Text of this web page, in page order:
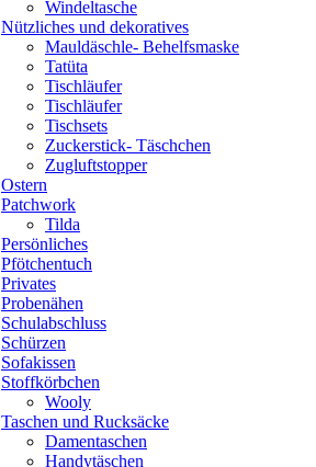
Windeltasche
Nützliches und dekoratives
Mauldäschle- Behelfsmaske
Tatüta
Tischläufer
Tischläufer
Tischsets
Zuckerstick- Täschchen
Zugluftstopper
Ostern
Patchwork
Tilda
Persönliches
Pfötchentuch
Privates
Probenähen
Schulabschluss
Schürzen
Sofakissen
Stoffkörbchen
Wooly
Taschen und Rucksäcke
Damentaschen
Handytäschen